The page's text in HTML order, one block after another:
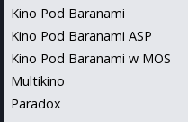
Kino Pod Baranami
Kino Pod Baranami ASP
Kino Pod Baranami w MOS
Multikino
Paradox